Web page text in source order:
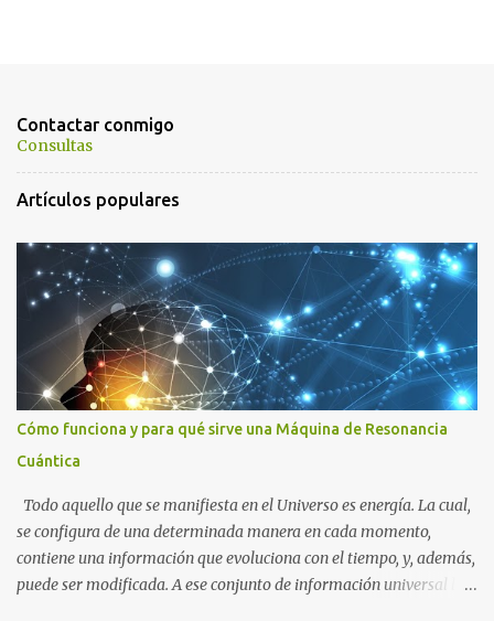
Contactar conmigo
Consultas
Artículos populares
Cómo funciona y para qué sirve una Máquina de Resonancia
Cuántica
Todo aquello que se manifiesta en el Universo es energía. La cual,
se configura de una determinada manera en cada momento,
contiene una información que evoluciona con el tiempo, y, además,
puede ser modificada. A ese conjunto de información universal lo